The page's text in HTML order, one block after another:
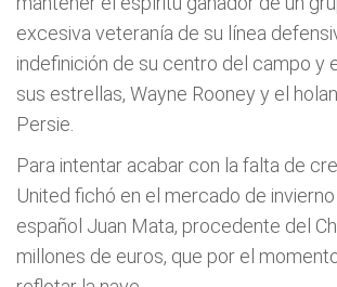
excesiva veteranía de su línea
indefinición de su centro del campo y
sus estrellas, Wayne Rooney y el
Persie.
Para intentar acabar con la falta de
United fichó en el mercado de
español Juan Mata, procedente del
millones de euros, que por el